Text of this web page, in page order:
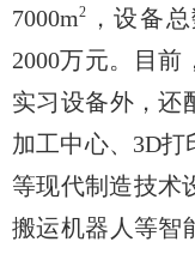
7000m2
，设备
2000万元。目
实习设备外，还
加工中心、3D
等现代制造技术
搬运机器人等智